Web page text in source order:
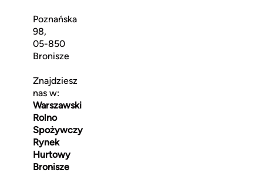
Poznańska
98,
05-850
Bronisze
Znajdziesz
nas w:
Warszawski
Rolno
Spożywczy
Rynek
Hurtowy
Bronisze